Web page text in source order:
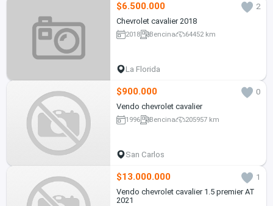
$6.500.000
2
Chevrolet cavalier 2018
2018 Bencina 64452 km
La Florida
$900.000
0
Vendo chevrolet cavalier
1996 Bencina 205957 km
San Carlos
$13.000.000
1
Vendo chevrolet cavalier 1.5 premier AT
2021